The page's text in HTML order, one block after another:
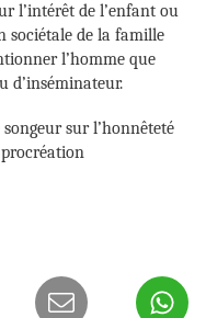
l’intérêt de l’enfant ou
sociétale de la famille
l’homme que
d’inséminateur.
sur l’honnêteté